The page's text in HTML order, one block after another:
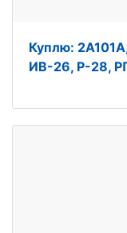
Куплю:
ИВ-26, Р-28,